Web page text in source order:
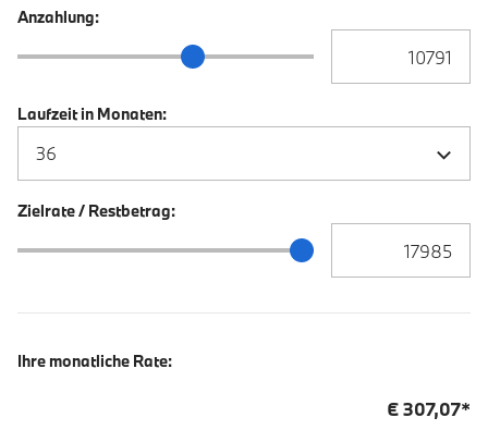
Anzahlung:
Anzahlung Schieberegler
Laufzeit in Monaten:
Zielrate / Restbetrag:
Zielrate / Restbetrag Schieberegler
Ihre monatliche Rate:
€307,07*